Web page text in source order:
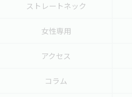
ストレートネック
女性専用
アクセス
コラム